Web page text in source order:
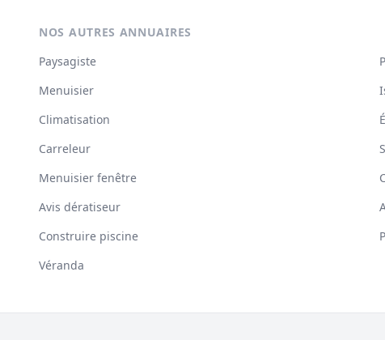
NOS AUTRES ANNUAIRES
Paysagiste
Menuisier
Climatisation
Carreleur
Menuisier fenêtre
Avis dératiseur
Construire piscine
Véranda